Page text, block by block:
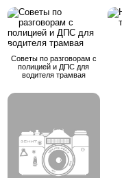
Советы по разговорам с
полицией и ДПС для
водителя трамвая